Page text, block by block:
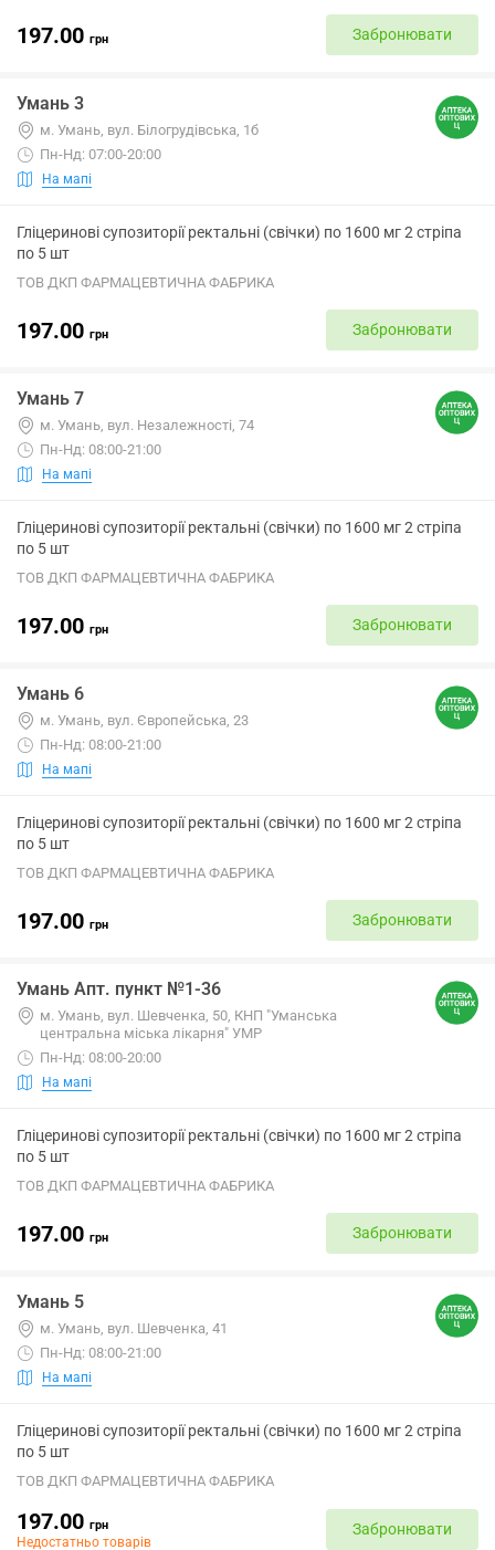
197.00 грн Забронювати
Умань 3
м. Умань, вул. Білогрудівська, 1б
Пн-Нд: 07:00-20:00
На мапі
Гліцеринові супозиторії ректальні (свічки) по 1600 мг 2 стріпа
по 5 шт
ТОВ ДКП ФАРМАЦЕВТИЧНА ФАБРИКА
197.00 грн Забронювати
Умань 7
м. Умань, вул. Незалежності, 74
Пн-Нд: 08:00-21:00
На мапі
Гліцеринові супозиторії ректальні (свічки) по 1600 мг 2 стріпа
по 5 шт
ТОВ ДКП ФАРМАЦЕВТИЧНА ФАБРИКА
197.00 грн Забронювати
Умань 6
м. Умань, вул. Європейська, 23
Пн-Нд: 08:00-21:00
На мапі
Гліцеринові супозиторії ректальні (свічки) по 1600 мг 2 стріпа
по 5 шт
ТОВ ДКП ФАРМАЦЕВТИЧНА ФАБРИКА
197.00 грн Забронювати
Умань Апт. пункт №1-36
м. Умань, вул. Шевченка, 50, КНП "Уманська
центральна міська лікарня" УМР
Пн-Нд: 08:00-20:00
На мапі
Гліцеринові супозиторії ректальні (свічки) по 1600 мг 2 стріпа
по 5 шт
ТОВ ДКП ФАРМАЦЕВТИЧНА ФАБРИКА
197.00 грн Забронювати
Умань 5
м. Умань, вул. Шевченка, 41
Пн-Нд: 08:00-21:00
На мапі
Гліцеринові супозиторії ректальні (свічки) по 1600 мг 2 стріпа
по 5 шт
ТОВ ДКП ФАРМАЦЕВТИЧНА ФАБРИКА
197.00 грн
Недостатньо товарів
Забронювати